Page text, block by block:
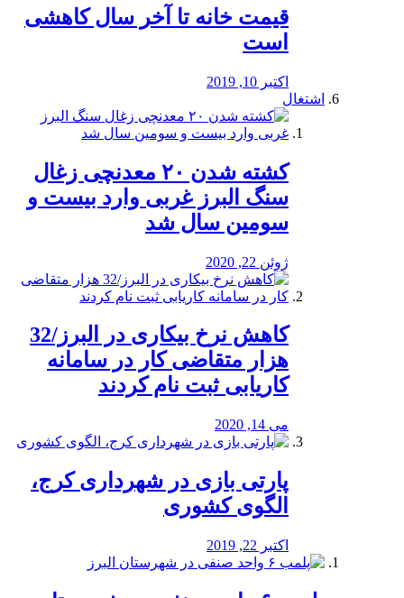
قیمت خانه تا آخر سال کاهشی
است
اکتبر 10, 2019
اشتغال
کشته شدن ۲۰ معدنچی زغال
سنگ البرز غربی وارد بیست و
سومین سال شد
ژوئن 22, 2020
کاهش نرخ بیکاری در البرز/32
هزار متقاضی کار در سامانه
کاریابی ثبت نام کردند
می 14, 2020
پارتی بازی در شهرداری کرج،
الگوی کشوری
اکتبر 22, 2019